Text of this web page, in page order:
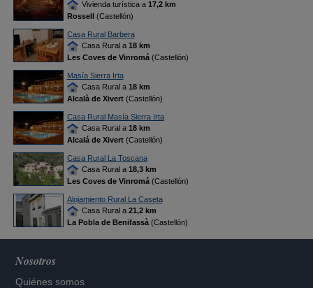
Vivienda turística a 17,2 km
Rossell(Castellón)
Casa Rural Barbera
Casa Rural a 18 km
Les Coves de Vinromá(Castellón)
Masía Sierra Irta
Casa Rural a 18 km
Alcalà de Xivert(Castellón)
Casa Rural Masía Sierra Irta
Casa Rural a 18 km
Alcalá de Xivert(Castellón)
Casa Rural La Toscana
Casa Rural a 18,3 km
Les Coves de Vinromá(Castellón)
Alojamiento Rural La Caseta
Casa Rural a 21,2 km
La Pobla de Benifassà(Castellón)
Nosotros
Quiénes somos